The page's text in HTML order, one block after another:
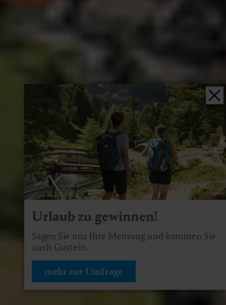
Urlaub zu gewinnen!
Sagen Sie uns Ihre Meinung und kommen Sie
nach Gastein.
mehr zur Umfrage